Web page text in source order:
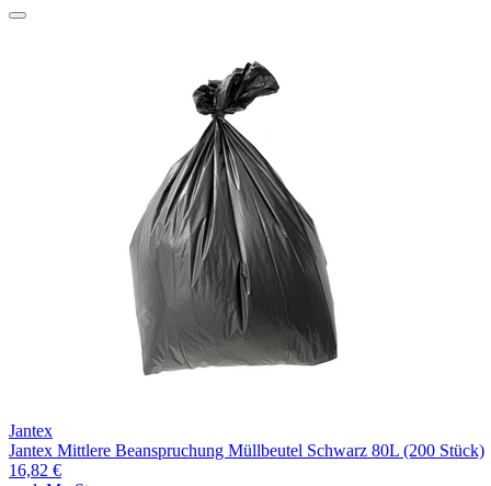
Jantex
Jantex Mittlere Beanspruchung Müllbeutel Schwarz 80L (200 Stück)
16,82 €